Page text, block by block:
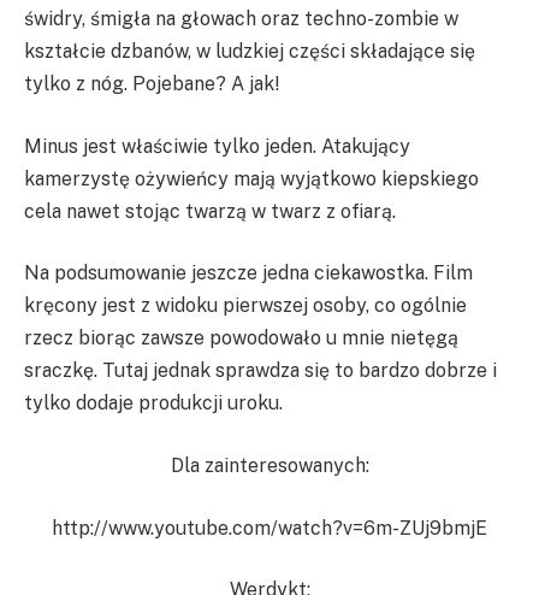
świdry, śmigła na głowach oraz techno-zombie w
kształcie dzbanów, w ludzkiej części składające się
tylko z nóg. Pojebane? A jak!
Minus jest właściwie tylko jeden. Atakujący
kamerzystę ożywieńcy mają wyjątkowo kiepskiego
cela nawet stojąc twarzą w twarz z ofiarą.
Na podsumowanie jeszcze jedna ciekawostka. Film
kręcony jest z widoku pierwszej osoby, co ogólnie
rzecz biorąc zawsze powodowało u mnie nietęgą
sraczkę. Tutaj jednak sprawdza się to bardzo dobrze i
tylko dodaje produkcji uroku.
Dla zainteresowanych:
http://www.youtube.com/watch?v=6m-ZUj9bmjE
Werdykt: